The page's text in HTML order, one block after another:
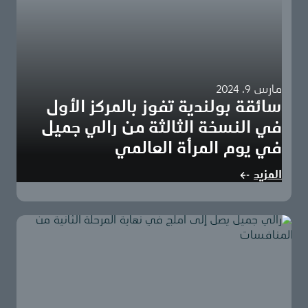
مارس 9، 2024
سائقة بولندية تفوز بالمركز الأول
في النسخة الثالثة من رالي جميل
في يوم المرأة العالمي
أعلن رالي جميل، الرالي الملاحي العالمي الاستثنائي للسيدات
في المنطقة، عن النتائج النهاية للنسخة الثالثة…
المزيد